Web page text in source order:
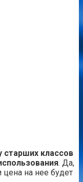
старших классов
. Да,
на нее будет